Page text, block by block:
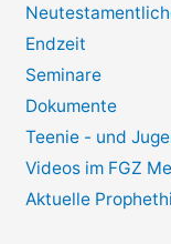
Endzeit
Seminare
Dokumente
Teenie - und
Videos im FGZ
Aktuelle